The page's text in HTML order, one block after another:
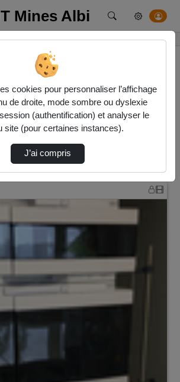
Mines Albi Rechercher un
trouvées
cookies pour personnaliser l’affichage
de droite, mode sombre ou dyslexie
(authentification) et analyser le
site (pour certaines instances).
J’ai compris